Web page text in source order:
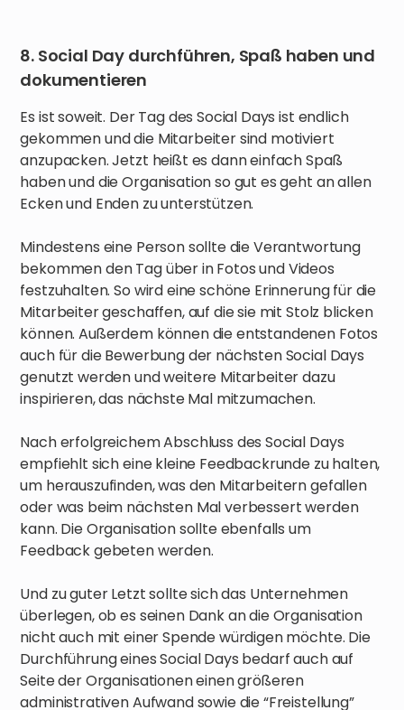
8. Social Day durchführen, Spaß haben und
dokumentieren
Es ist soweit. Der Tag des Social Days ist endlich
gekommen und die Mitarbeiter sind motiviert
anzupacken. Jetzt heißt es dann einfach Spaß
haben und die Organisation so gut es geht an allen
Ecken und Enden zu unterstützen.
Mindestens eine Person sollte die Verantwortung
bekommen den Tag über in Fotos und Videos
festzuhalten. So wird eine schöne Erinnerung für die
Mitarbeiter geschaffen, auf die sie mit Stolz blicken
können. Außerdem können die entstandenen Fotos
auch für die Bewerbung der nächsten Social Days
genutzt werden und weitere Mitarbeiter dazu
inspirieren, das nächste Mal mitzumachen.
Nach erfolgreichem Abschluss des Social Days
empfiehlt sich eine kleine Feedbackrunde zu halten,
um herauszufinden, was den Mitarbeitern gefallen
oder was beim nächsten Mal verbessert werden
kann. Die Organisation sollte ebenfalls um
Feedback gebeten werden.
Und zu guter Letzt sollte sich das Unternehmen
überlegen, ob es seinen Dank an die Organisation
nicht auch mit einer Spende würdigen möchte. Die
Durchführung eines Social Days bedarf auch auf
Seite der Organisationen einen größeren
administrativen Aufwand sowie die “Freistellung”